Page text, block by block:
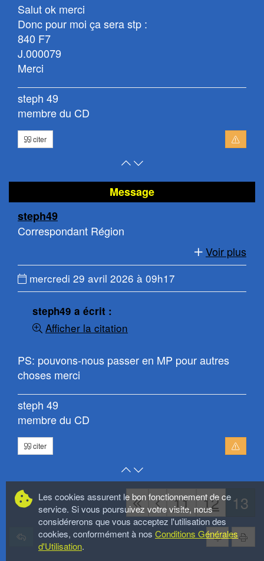
Les cookies assurent le bon fonctionnement de ce
service. Si vous poursuivez votre visite, nous
considérerons que vous acceptez l'utilisation des
cookies, conformément à nos Conditions Générales
d'Utilisation.
Salut ok merci
Donc pour moi ça sera stp :
840 F7
J.000079
Merci
steph 49
membre du CD
citer
Retour
haut
de
Atteindre
bas
de
Message
steph49
Correspondant Région
Voir plus
Date
du
message
mercredi 29 avril 2026 à 09h17
steph49 a écrit :
Afficher la citation
PS: pouvons-nous passer en MP pour autres
choses merci
steph 49
membre du CD
citer
Retour
en
haut
de
page
Atteindre
le
bas
de
la
page
11 12 13